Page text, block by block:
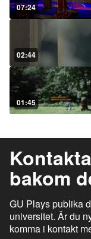
07:24
02:44
01:45
bakom
GU Plays publika
universitet. Är du
komma i kontakt